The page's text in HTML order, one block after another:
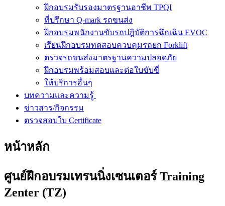
ฝึกอบรมรับรองมาตรฐานอาชีพ TPQI
ที่ปรึกษา Q-mark รถขนส่ง
ฝึกอบรมพนักงานขับรถปฎิบัติการฉึกเฉิน EVOC
เรียนฝึกอบรมทดสอบควบคุมรถยก Forklift
ตรวจรถขนส่งมาตรฐานความปลอดภัย
ฝึกอบรมพร้อมสอบและต่อใบขับขี่
ให้บริการอื่นๆ
บทความและความรู้
ข่าวสาร/กิจกรรม
ตรวจสอบใบ Certificate
หน้าหลัก
ศูนย์ฝึกอบรมเทรนนิ่งเซนเตอร์ Training
Zenter (TZ)